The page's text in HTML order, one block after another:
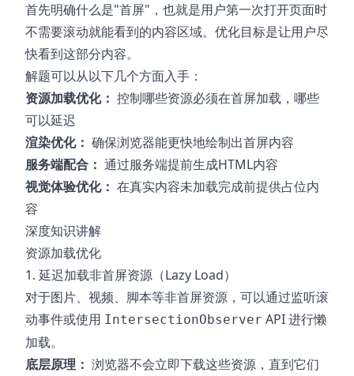
首先明确什么是"首屏"，也就是用户第一次打开页面时
不需要滚动就能看到的内容区域。优化目标是让用户尽
快看到这部分内容。
解题可以从以下几个方面入手：
资源加载优化： 控制哪些资源必须在首屏加载，哪些
可以延迟
渲染优化： 确保浏览器能更快地绘制出首屏内容
服务端配合： 通过服务端提前生成HTML内容
视觉体验优化： 在真实内容未加载完成前提供占位内
容
深度知识讲解
资源加载优化
1. 延迟加载非首屏资源（Lazy Load）
对于图片、视频、脚本等非首屏资源，可以通过监听滚
动事件或使用 IntersectionObserver API 进行懒
加载。
底层原理： 浏览器不会立即下载这些资源，直到它们